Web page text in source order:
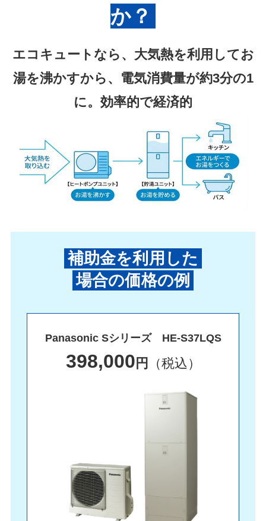
か？
エコキュートなら、 大気熱を利用してお
湯を沸かすから、電気消費量が約3分の1
に。 効率的で経済的
補助金を利用した
場合の価格の例
Panasonic Sシリーズ HE-S37LQS
398,000 円 （税込）